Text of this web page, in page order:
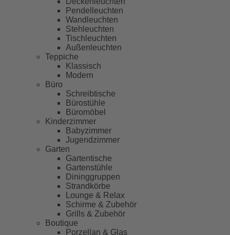
Pendelleuchten
Wandleuchten
Stehleuchten
Tischleuchten
Außenleuchten
Teppiche
Klassisch
Modern
Büro
Schreibtische
Bürostühle
Büromöbel
Kinderzimmer
Babyzimmer
Jugendzimmer
Garten
Gartentische
Gartenstühle
Dininggruppen
Strandkörbe
Lounge & Relax
Schirme & Zubehör
Grills & Zubehör
Boutique
Porzellan & Glas